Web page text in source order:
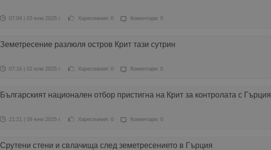
07:04 | 03 юли 2025 г. Харесвания: 0 Коментари: 0
Земетресение разлюля остров Крит тази сутрин
07:16 | 02 юли 2025 г. Харесвания: 0 Коментари: 0
Българският национален отбор пристигна на Крит за контролата с Гърция
21:21 | 09 юни 2025 г. Харесвания: 0 Коментари: 0
Срутени стени и свлачища след земетресението в Гърция